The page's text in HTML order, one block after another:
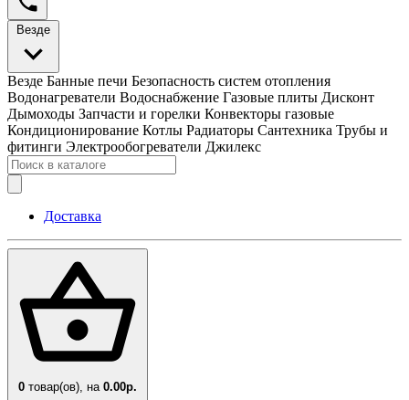
Везде
Везде Банные печи Безопасность систем отопления
Водонагреватели Водоснабжение Газовые плиты Дисконт
Дымоходы Запчасти и горелки Конвекторы газовые
Кондиционирование Котлы Радиаторы Сантехника Трубы и
фитинги Электрообогреватели Джилекс
Доставка
0 товар(ов), на 0.00р.